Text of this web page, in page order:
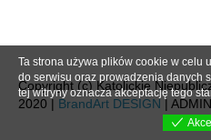
Copyright (c) Katolickie
2020 | BrandArt DESIGN |
Ta strona używa plików cookie w celu
do serwisu oraz prowadzenia danych
tej witryny oznacza akceptację tego